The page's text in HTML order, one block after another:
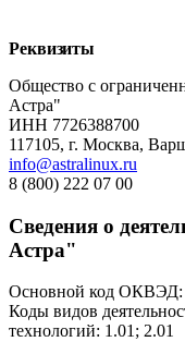
Реквизиты
Общество с
Астра"
ИНН 7726388700
117105, г. Москва,
info@astralinux.ru
8 (800) 222 07 00
Сведения о
Астра"
Основной код ОКВЭД:
Коды видов
технологий: 1.01; 2.01